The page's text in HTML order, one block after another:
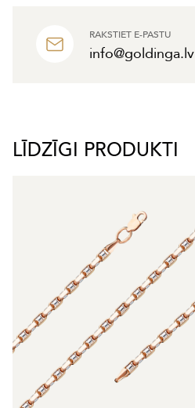
RAKSTIET E-PASTU
info@goldinga.lv
LĪDZĪGI PRODUKTI